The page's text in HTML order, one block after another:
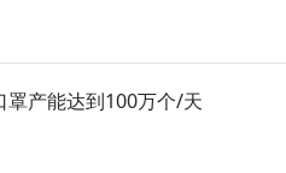
罩产能达到100万个/天